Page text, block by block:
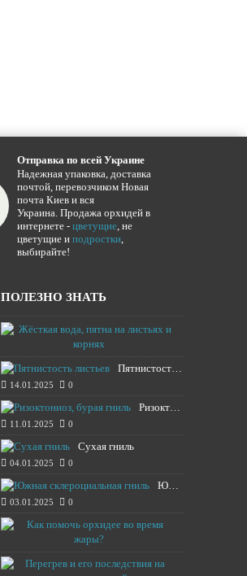
Отправка по всей Украине
Надежная упаковка, доставка
почтой, перевозчиком Новая
почта Киев и вся
Украина. Продажа орхидей в
интернете - цветущие, не
цветущие и подростки,
выбирайте!
ПОЛЕЗНО ЗНАТЬ
Пятнистость листьев
14.01.2025 0
Ризоктониоз, бурая гниль
11.01.2025 0
Сухая гниль
04.01.2025 0
Южная склероциальная гниль
03.01.2025 0